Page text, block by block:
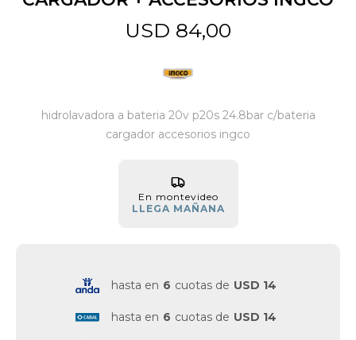
USD 84,00
hidrolavadora a bateria 20v p20s 24.8bar c/bateria
cargador accesorios ingco
En montevideo
LLEGA MAÑANA
hasta en 6 cuotas de USD 14
hasta en 6 cuotas de USD 14
Juguetes y artículos para bebé
Gastronomía